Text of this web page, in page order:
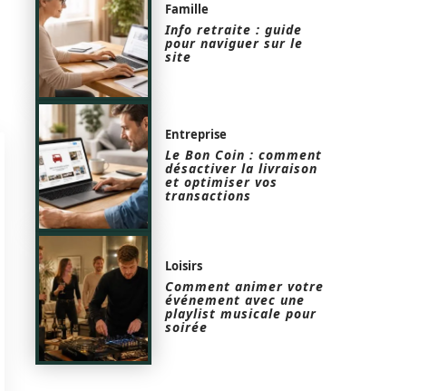
Famille
Info retraite : guide
pour naviguer sur le
site
Entreprise
Le Bon Coin : comment
désactiver la livraison
et optimiser vos
transactions
Loisirs
Comment animer votre
événement avec une
playlist musicale pour
soirée